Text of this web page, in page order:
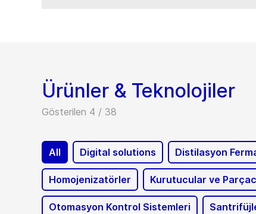
Ürünler & Teknolojiler
Gösterilen 4 / 38
All Digital solutions Distilasyon
Homojenizatörler Kurutucular ve
Otomasyon Kontrol Sistemleri